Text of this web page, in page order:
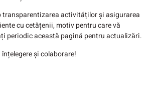
transparentizarea activităților și asigurarea
cu cetățenii, motiv pentru care vă
periodic această pagină pentru actualizări.
și colaborare!